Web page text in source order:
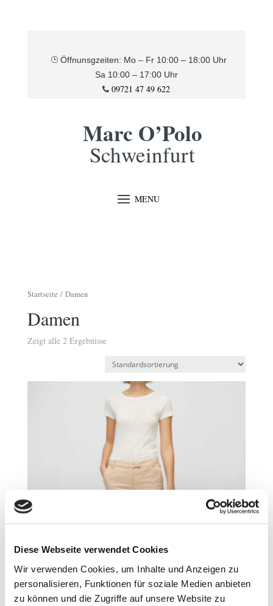
Diese Webseite verwendet Cookies
Wir verwenden Cookies, um Inhalte und Anzeigen zu
personalisieren, Funktionen für soziale Medien anbieten
zu können und die Zugriffe auf unsere Website zu
Öffnunsgzeiten: Mo – Fr 10:00 – 18:00 Uhr
Sa 10:00 – 17:00 Uhr
09721 47 49 622
Marc O’Polo
Schweinfurt
Startseite / Damen
Damen
Zeigt alle 2 Ergebnisse